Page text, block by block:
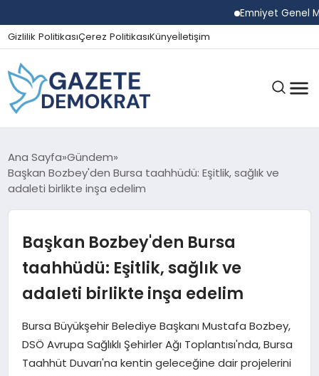
Emniyet Genel
Gizlilik PolitikasıÇerez PolitikasıKünyeİletişim
GÜNDEM
EKONOMI
SPOR
SAĞLIK
Ana Sayfa Gündem
Başkan Bozbey'den Bursa taahhüdü: Eşitlik, sağlık ve
adaleti birlikte inşa edelim
Başkan Bozbey'den Bursa
taahhüdü: Eşitlik, sağlık ve
adaleti birlikte inşa edelim
Bursa Büyükşehir Belediye Başkanı Mustafa Bozbey,
DSÖ Avrupa Sağlıklı Şehirler Ağı Toplantısı'nda, Bursa
Taahhüt Duvarı'na kentin geleceğine dair projelerini